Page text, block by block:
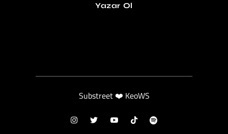
Yazar Ol
Substreet ❤️ KeoWS